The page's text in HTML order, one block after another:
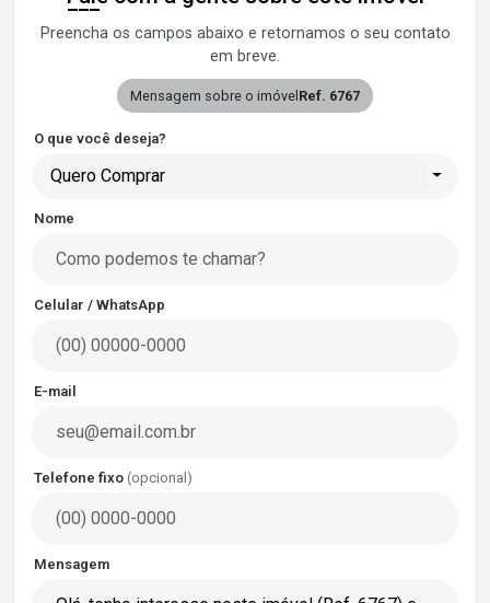
Preencha os campos abaixo e retornamos o seu contato
em breve.
Mensagem sobre o imóvelRef. 6767
O que você deseja?
Quero Comprar
Nome
Celular / WhatsApp
E-mail
Telefone fixo (opcional)
Mensagem